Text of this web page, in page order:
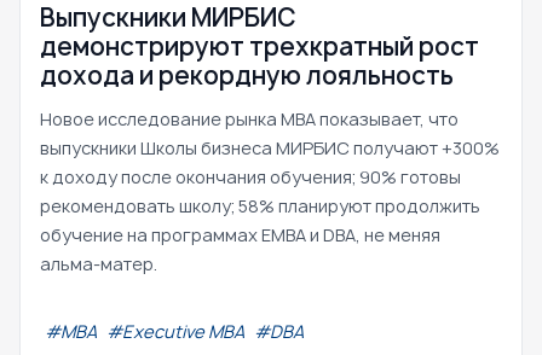
Выпускники МИРБИС
демонстрируют трехкратный рост
дохода и рекордную лояльность
Новое исследование рынка MBA показывает, что
выпускники Школы бизнеса МИРБИС получают +300%
к доходу после окончания обучения; 90% готовы
рекомендовать школу; 58% планируют продолжить
обучение на программах EMBA и DBA, не меняя
альма-матер.
#МВА #Executive MBA #DBA